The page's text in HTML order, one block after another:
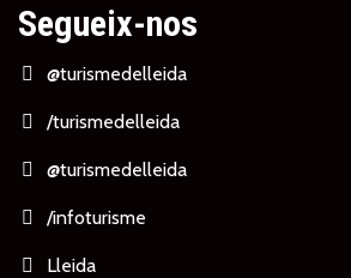
Segueix-nos
@turismedelleida
/turismedelleida
@turismedelleida
/infoturisme
Lleida